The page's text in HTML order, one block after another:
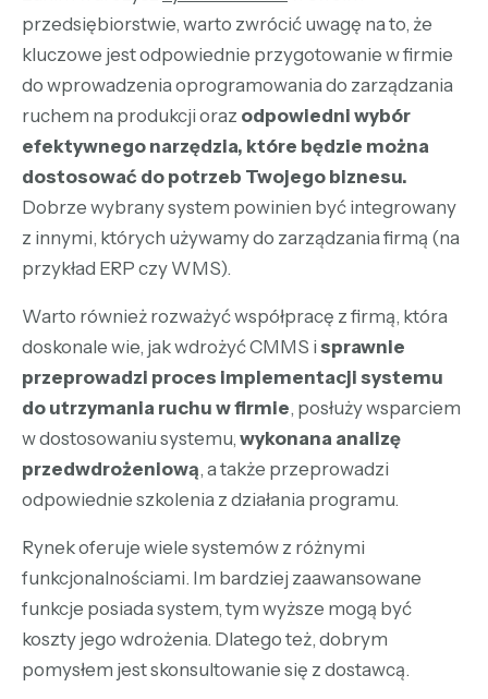
przedsiębiorstwie, warto zwrócić uwagę na to, że
kluczowe jest odpowiednie przygotowanie w firmie
do wprowadzenia oprogramowania do zarządzania
ruchem na produkcji oraz odpowiedni wybór
efektywnego narzędzia, które będzie można
dostosować do potrzeb Twojego biznesu.
Dobrze wybrany system powinien być integrowany
z innymi, których używamy do zarządzania firmą (na
przykład ERP czy WMS).
Warto również rozważyć współpracę z firmą, która
doskonale wie, jak wdrożyć CMMS i sprawnie
przeprowadzi proces implementacji systemu
do utrzymania ruchu w firmie, posłuży wsparciem
w dostosowaniu systemu, wykonana analizę
przedwdrożeniową, a także przeprowadzi
odpowiednie szkolenia z działania programu.
Rynek oferuje wiele systemów z różnymi
funkcjonalnościami. Im bardziej zaawansowane
funkcje posiada system, tym wyższe mogą być
koszty jego wdrożenia. Dlatego też, dobrym
pomysłem jest skonsultowanie się z dostawcą.